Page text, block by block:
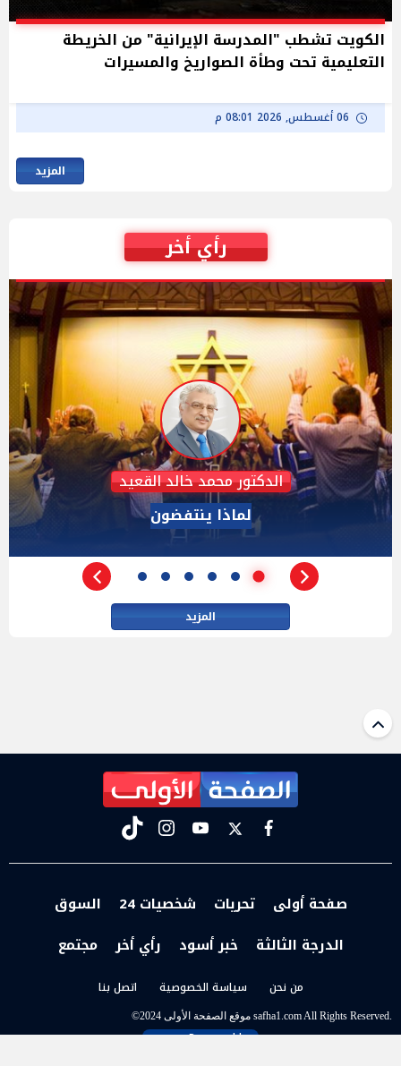
الكويت تشطب "المدرسة الإيرانية" من الخريطة
التعليمية تحت وطأة الصواريخ والمسيرات
06 أغسطس, 2026 08:01 م
المزيد
رأي أخر
عبدالحليم قنديل
الدكتور عبد الحليم قنديل يكتب: هزيمة "ترامب" فى
مفاوضات إيران
المزيد
facebook
twitter
youtube
instagram
tiktok
صفحة أولى تحريات شخصيات 24
السوق
الدرجة الثالثة
خبر أسود رأي أخر مجتمع
من نحن سياسة الخصوصية اتصل بنا
©2024 موقع الصفحة الأولى safha1.com All Rights Reserved.
Powered by